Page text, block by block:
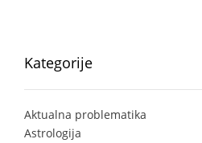
Kategorije
Aktualna problematika
Astrologija